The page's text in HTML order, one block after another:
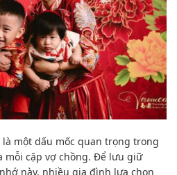
một dấu mốc quan trọng trong
cặp vợ chồng. Để lưu giữ
này, nhiều gia đình lựa chọn